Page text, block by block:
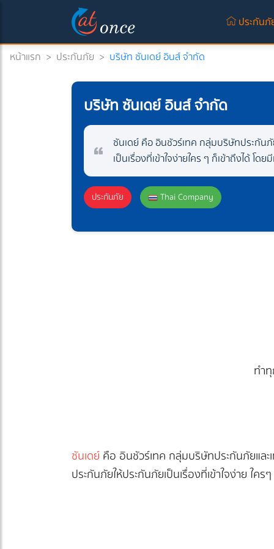
ประกันภั
หน้าแรก > ประกันภัย > บริษัท ซันเดย์ อินส์ จำกัด
บริษัท ซันเดย์ อินส์ จำกัด
ซันเดย์ คือ อินชัวร์เทค กลุ่มบริษัทประกัน
เป็นเรื่องที่เข้าใจง่ายใคร ๆ ก็เข้าถึงได้ โ
ประกันภัย Thai Company
ทำ
ซันเดย์ คือ อินชัวร์เทค กลุ่มบริษัทประกันภัยแล
ประกันภัยให้ประกันภัยเป็นเรื่องที่เข้าใจง่าย ใค